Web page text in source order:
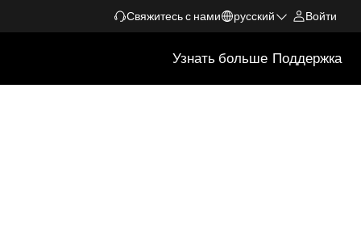
Свяжитесь с нами русский Войти
Узнать больше Поддержка